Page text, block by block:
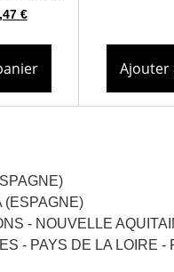
€
Ajouter
(ESPAGNE)
- NOUVELLE
- PAYS DE LA LOIRE -